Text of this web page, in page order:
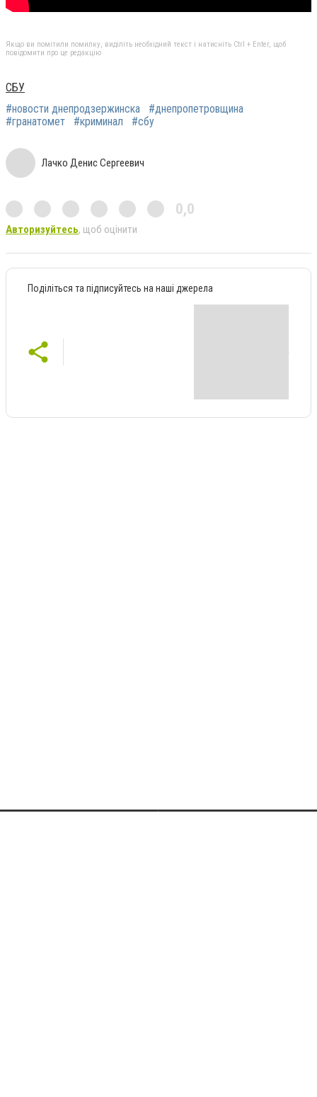
Якщо ви помітили помилку, виділіть необхідний текст і натисніть Ctrl + Enter, щоб
повідомити про це редакцію
СБУ
#новости днепродзержинска
#днепропетровщина
#гранатомет
#криминал #сбу
Лачко Денис Сергеевич
0,0
Авторизуйтесь, щоб оцінити
Поділіться та підписуйтесь на наші джерела